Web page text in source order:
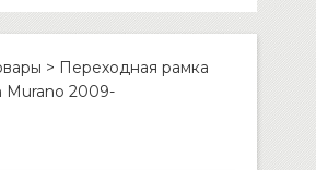
> Переходная рамка
Murano 2009-